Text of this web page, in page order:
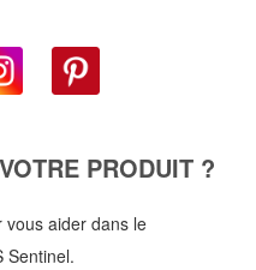
PRODUIT ?
vous aider dans le
Sentinel.